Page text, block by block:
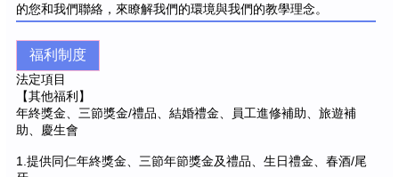
的您和我們聯絡，來瞭解我們的環境與我們的教學理念。
福利制度
法定項目
【其他福利】
年終獎金、三節獎金/禮品、結婚禮金、員工進修補助、旅遊補
助、慶生會
1.提供同仁年終獎金、三節年節獎金及禮品、生日禮金、春酒/尾